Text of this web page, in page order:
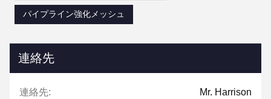
パイプライン強化メッシュ
連絡先
連絡先: Mr. Harrison